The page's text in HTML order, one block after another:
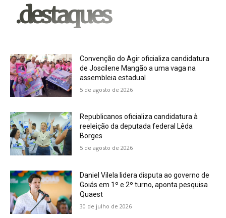
.destaques
Convenção do Agir oficializa candidatura
de Joscilene Mangão a uma vaga na
assembleia estadual
5 de agosto de 2026
Republicanos oficializa candidatura à
reeleição da deputada federal Lêda
Borges
5 de agosto de 2026
Daniel Vilela lidera disputa ao governo de
Goiás em 1º e 2º turno, aponta pesquisa
Quaest
30 de julho de 2026